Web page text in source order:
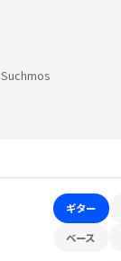
Suchmos
ギター
ベース